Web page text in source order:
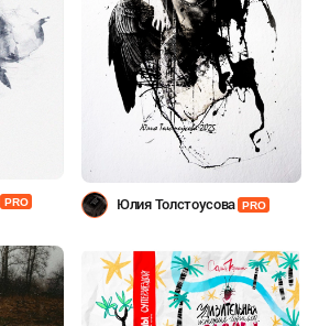
PRO Юлия Толстоусова PRO